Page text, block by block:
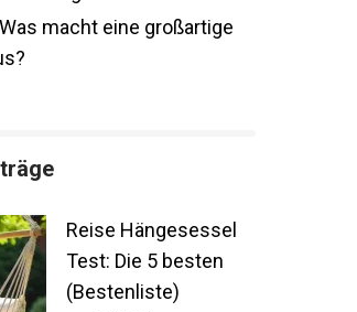
macht eine großartige
Reise Hängesessel
Test: Die 5 besten
(Bestenliste)